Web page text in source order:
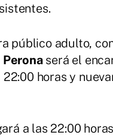
público adulto,
Peronaserá el
horas y
a las 22:00